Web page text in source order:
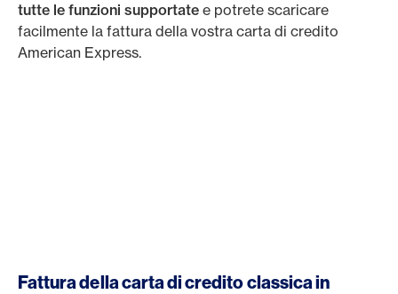
tutte le funzioni supportate e potrete scaricare
facilmente la fattura della vostra carta di credito
American Express.
Fattura della carta di credito classica in